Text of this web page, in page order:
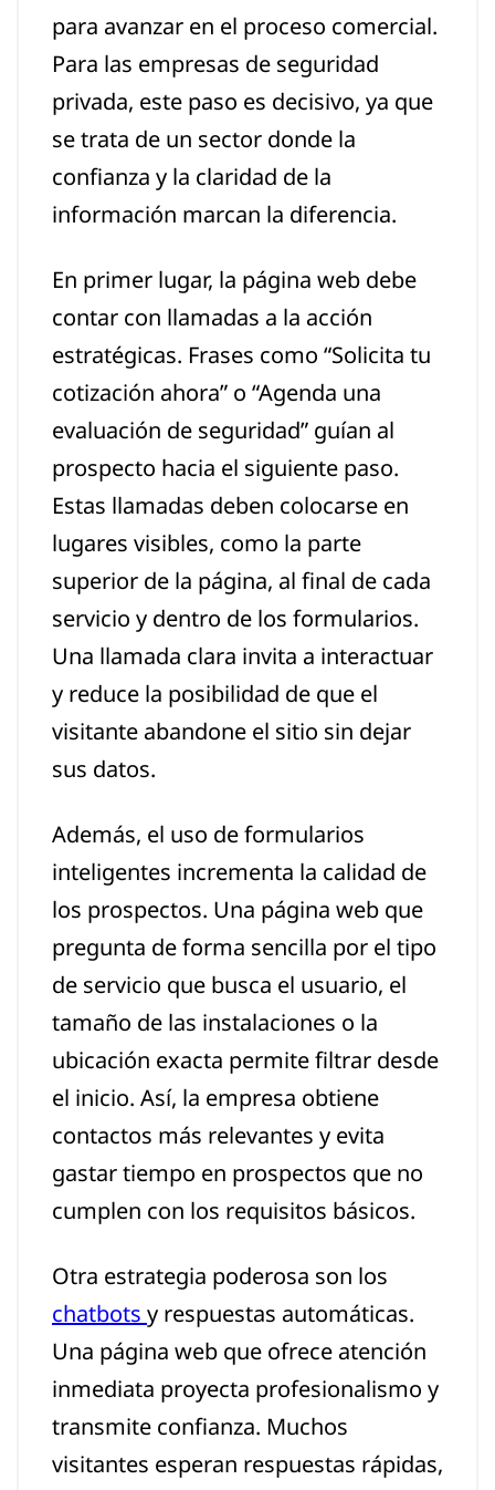
para avanzar en el proceso comercial.
Para las empresas de seguridad
privada, este paso es decisivo, ya que
se trata de un sector donde la
confianza y la claridad de la
información marcan la diferencia.
En primer lugar, la página web debe
contar con llamadas a la acción
estratégicas. Frases como “Solicita tu
cotización ahora” o “Agenda una
evaluación de seguridad” guían al
prospecto hacia el siguiente paso.
Estas llamadas deben colocarse en
lugares visibles, como la parte
superior de la página, al final de cada
servicio y dentro de los formularios.
Una llamada clara invita a interactuar
y reduce la posibilidad de que el
visitante abandone el sitio sin dejar
sus datos.
Además, el uso de formularios
inteligentes incrementa la calidad de
los prospectos. Una página web que
pregunta de forma sencilla por el tipo
de servicio que busca el usuario, el
tamaño de las instalaciones o la
ubicación exacta permite filtrar desde
el inicio. Así, la empresa obtiene
contactos más relevantes y evita
gastar tiempo en prospectos que no
cumplen con los requisitos básicos.
Otra estrategia poderosa son los
chatbots y respuestas automáticas.
Una página web que ofrece atención
inmediata proyecta profesionalismo y
transmite confianza. Muchos
visitantes esperan respuestas rápidas,